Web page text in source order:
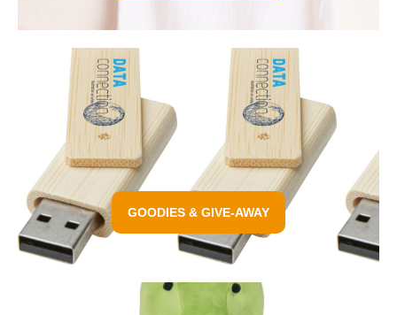
GOODIES & GIVE-AWAY